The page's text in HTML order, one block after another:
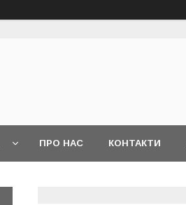
ПРО НАС КОНТАКТИ